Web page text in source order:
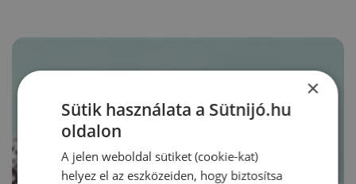
×
Sütik használata a Sütnijó.hu
oldalon
A jelen weboldal sütiket (cookie-kat)
helyez el az eszközeiden, hogy biztosítsa